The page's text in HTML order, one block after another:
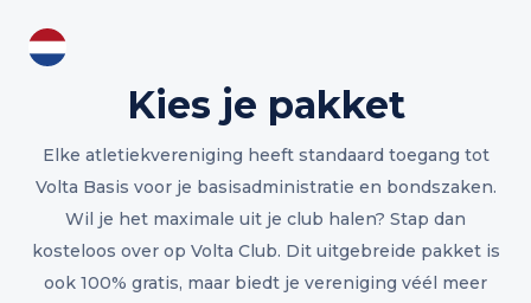
Kies je pakket
Elke atletiekvereniging heeft standaard toegang tot
Volta Basis voor je basisadministratie en bondszaken.
Wil je het maximale uit je club halen? Stap dan
kosteloos over op Volta Club. Dit uitgebreide pakket is
ook 100% gratis, maar biedt je vereniging véél meer